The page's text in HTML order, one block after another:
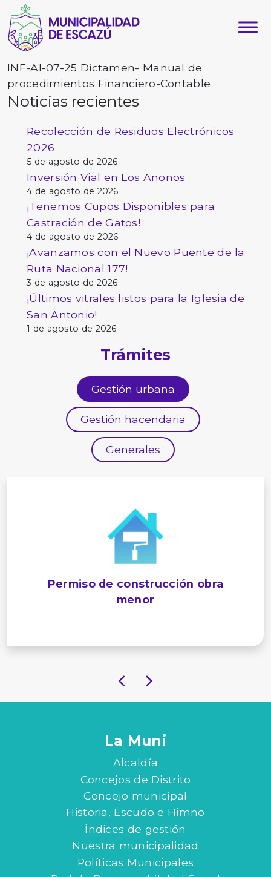
INF-AI-07-25 Dictamen- Manual de
procedimientos Financiero-Contable
Noticias recientes
Recolección de Residuos Electrónicos
2026
5 de agosto de 2026
Inversión Vial en Los Anonos
4 de agosto de 2026
¡Tenemos Cupos Disponibles para
Castración de Gatos!
4 de agosto de 2026
¡Avanzamos con el Nuevo Puente de la
Ruta Nacional 177!
3 de agosto de 2026
¡Últimos vitrales listos para la Iglesia de
San Antonio!
1 de agosto de 2026
Trámites
Gestión urbana
Gestión hacendaria
Generales
Permiso de construcción obra
menor
La Muni
Alcaldía
Concejos de Distrito
Concejo municipal
Historia, Escudo e Himno
Índices de gestión
Nuestra municipalidad
Políticas Municipales